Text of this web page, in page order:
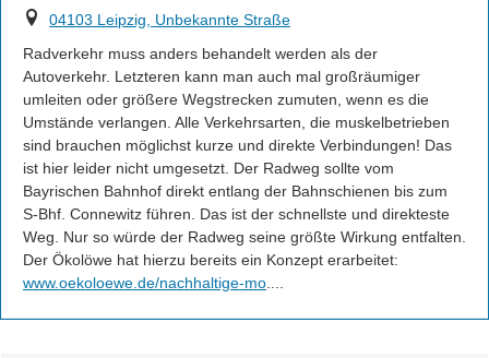
Ort
04103 Leipzig, Unbekannte Straße
Radverkehr muss anders behandelt werden als der
Autoverkehr. Letzteren kann man auch mal großräumiger
umleiten oder größere Wegstrecken zumuten, wenn es die
Umstände verlangen. Alle Verkehrsarten, die muskelbetrieben
sind brauchen möglichst kurze und direkte Verbindungen! Das
ist hier leider nicht umgesetzt. Der Radweg sollte vom
Bayrischen Bahnhof direkt entlang der Bahnschienen bis zum
S-Bhf. Connewitz führen. Das ist der schnellste und direkteste
Weg. Nur so würde der Radweg seine größte Wirkung entfalten.
Der Ökolöwe hat hierzu bereits ein Konzept erarbeitet:
www.oekoloewe.de/nachhaltige-mobilitaet-stadtentwicklung-detail/